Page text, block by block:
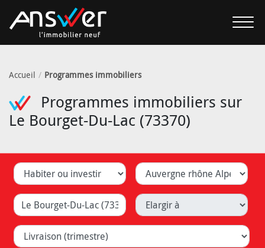
Accueil Programmes immobiliers
Programmes immobiliers sur
Le Bourget-Du-Lac (73370)
Habiter ou investir Département
Ville (Lyon, Caluire, ...) Elargir à
Livraison (trimestre)